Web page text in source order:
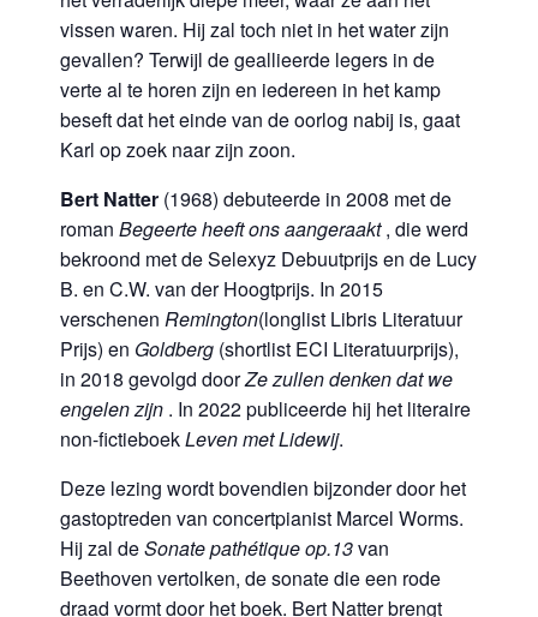
vissen waren. Hij zal toch niet in het water zijn
gevallen? Terwijl de geallieerde legers in de
verte al te horen zijn en iedereen in het kamp
beseft dat het einde van de oorlog nabij is, gaat
Karl op zoek naar zijn zoon.
Bert Natter (1968) debuteerde in 2008 met de
roman Begeerte heeft ons aangeraakt, die werd
bekroond met de Selexyz Debuutprijs en de Lucy
B. en C.W. van der Hoogtprijs. In 2015
verschenen Remington(longlist Libris Literatuur
Prijs) en Goldberg (shortlist ECI Literatuurprijs),
in 2018 gevolgd doorZe zullen denken dat we
engelen zijn . In 2022 publiceerde hij het literaire
non-fictieboekLeven met Lidewij.
Deze lezing wordt bovendien bijzonder door het
gastoptreden van concertpianist Marcel Worms.
Hij zal deSonate pathétique op.13van
Beethoven vertolken, de sonate die een rode
draad vormt door het boek. Bert Natter brengt